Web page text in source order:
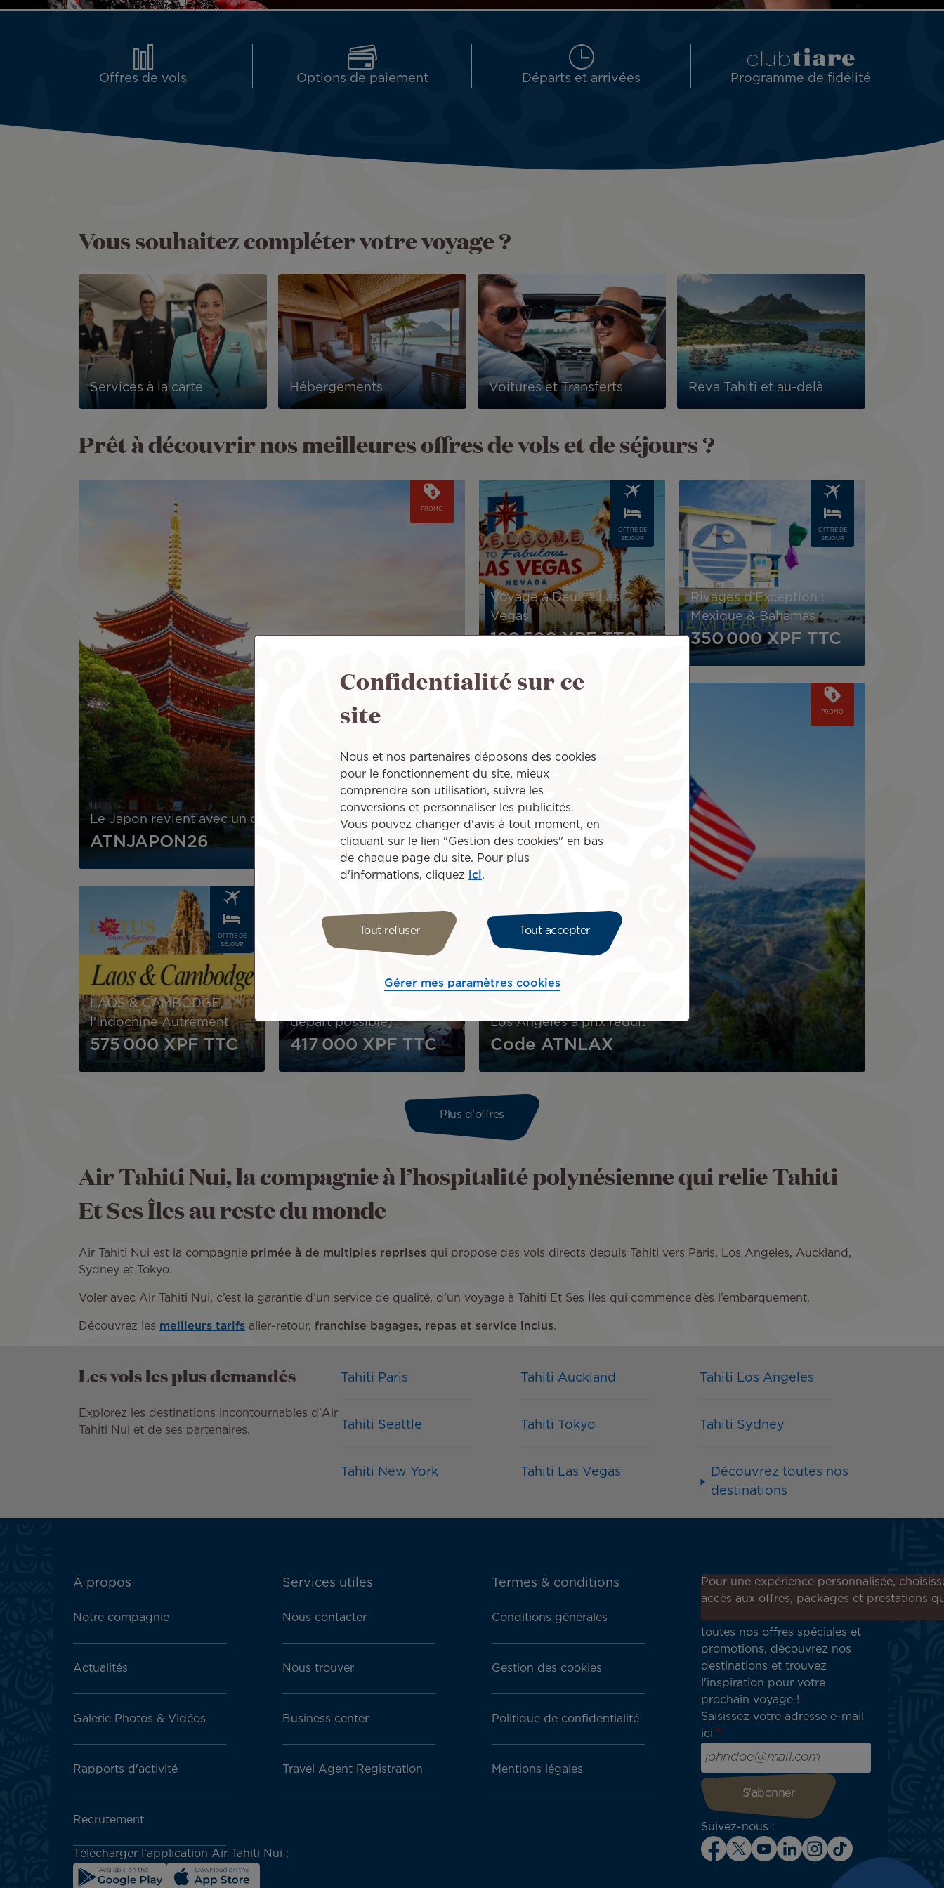
Offres de vols Options de paiement Départs et arrivées Programme de fidélité
Vous souhaitez compléter votre voyage ?
Services à la carte Hébergements Voitures et Transferts Reva Tahiti et au-delà
Prêt à découvrir nos meilleures offres de vols et de séjours ?
PROMO
Le Japon revient avec un code promo !
ATNJAPON26
OFFRE DE
SÉJOUR
Voyage à Deux à Las
Vegas
199 500 XPF TTC
Image
OFFRE DE
SÉJOUR
Rivages d’Exception :
Mexique & Bahamas
350 000 XPF TTC
Image
PROMO
Los Angeles à prix réduit
Code ATNLAX
OFFRE DE
SÉJOUR
LAOS & CAMBODGE,
l'Indochine Autrement
575 000 XPF TTC
OFFRE DE
INTENSÉMENT 2026
départ possible)
417 000 XPF TTC
Plus d'offres
Air Tahiti Nui, la compagnie à l’hospitalité polynésienne qui relie Tahiti
Et Ses Îles au reste du monde
Air Tahiti Nui est la compagnie primée à de multiples reprises qui propose des vols directs depuis Tahiti vers Paris, Los Angeles, Auckland,
Sydney et Tokyo.
Voler avec Air Tahiti Nui, c’est la garantie d’un service de qualité, d’un voyage à Tahiti Et Ses Îles qui commence dès l’embarquement.
Découvrez les meilleurs tarifs aller-retour, franchise bagages, repas et service inclus.
Les vols les plus demandés
Explorez les destinations incontournables d'Air
Tahiti Nui et de ses partenaires.
Tahiti Paris Tahiti Auckland Tahiti Los Angeles
Tahiti Seattle Tahiti Tokyo Tahiti Sydney
Tahiti New York Tahiti Las Vegas
Découvrez toutes nos
destinations
ATN:
menu
A propos
Notre compagnie
Actualités
Galerie Photos & Vidéos
Rapports d'activité
Recrutement
Services utiles
Nous contacter
Nous trouver
Business center
Travel Agent Registration
Termes & conditions
Conditions générales
Gestion des cookies
Politique de confidentialité
Mentions légales
Télécharger l'application Air Tahiti Nui :
Inscrivez-vous à notre
newsletter !
toutes nos offres spéciales et
promotions, découvrez nos
destinations et trouvez
l'inspiration pour votre
prochain voyage !
Saisissez votre adresse e-mail
ici
Suivez-nous :
Pour une expérience personnalisée,
accès aux offres, packages et prestations
Confidentialité sur ce
site
Nous et nos partenaires déposons des cookies
pour le fonctionnement du site, mieux
comprendre son utilisation, suivre les
conversions et personnaliser les publicités.
Vous pouvez changer d'avis à tout moment, en
cliquant sur le lien "Gestion des cookies" en bas
de chaque page du site. Pour plus
d'informations, cliquez ici.
Tout refuser Tout accepter
Gérer mes paramètres cookies